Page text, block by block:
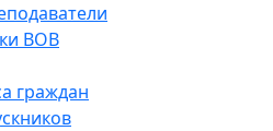
ВОВ
граждан